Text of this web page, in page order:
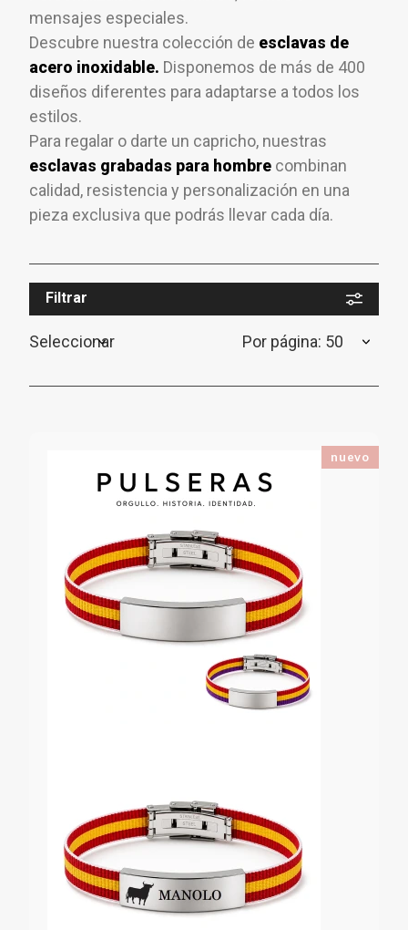
mensajes especiales.
Descubre nuestra colección de esclavas de
acero inoxidable. Disponemos de más de 400
diseños diferentes para adaptarse a todos los
estilos.
Para regalar o darte un capricho, nuestras
esclavas grabadas para hombre combinan
calidad, resistencia y personalización en una
pieza exclusiva que podrás llevar cada día.
Filtrar
Seleccionar Por página: 50
nuevo